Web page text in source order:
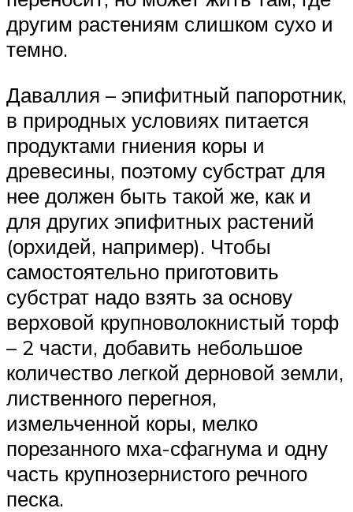
другим растениям слишком сухо и
темно.
Даваллия – эпифитный папоротник,
в природных условиях питается
продуктами гниения коры и
древесины, поэтому субстрат для
нее должен быть такой же, как и
для других эпифитных растений
(орхидей, например). Чтобы
самостоятельно приготовить
субстрат надо взять за основу
верховой крупноволокнистый торф
– 2 части, добавить небольшое
количество легкой дерновой земли,
лиственного перегноя,
измельченной коры, мелко
порезанного мха-сфагнума и одну
часть крупнозернистого речного
песка.